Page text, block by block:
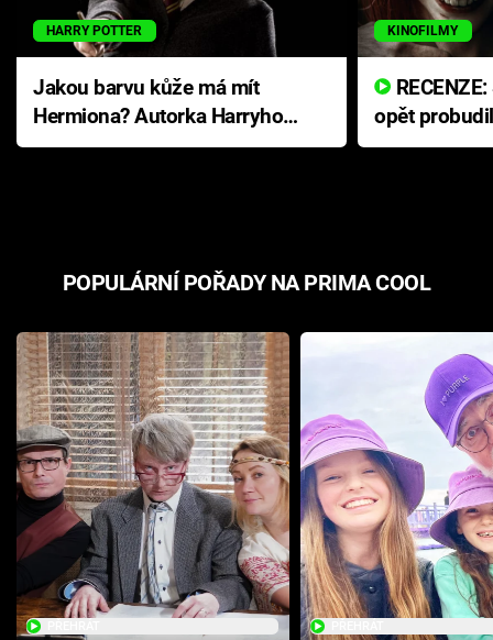
HARRY POTTER
Jakou barvu kůže má mít
Hermiona? Autorka Harryho
Pottera přišla s ráznou
KINOFILMY
opět
přichází s
POPULÁRNÍ POŘADY NA PRIMA COOL